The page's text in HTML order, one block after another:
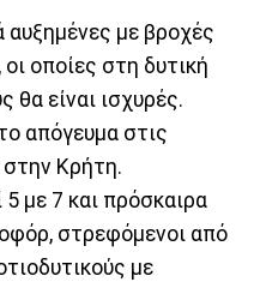
αυξημένες με βροχές
οποίες στη δυτική
είναι ισχυρές.
απόγευμα στις
στην Κρήτη.
5 με 7 και πρόσκαιρα
στρεφόμενοι από
με